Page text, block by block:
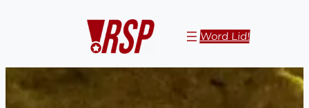
Word Lid!